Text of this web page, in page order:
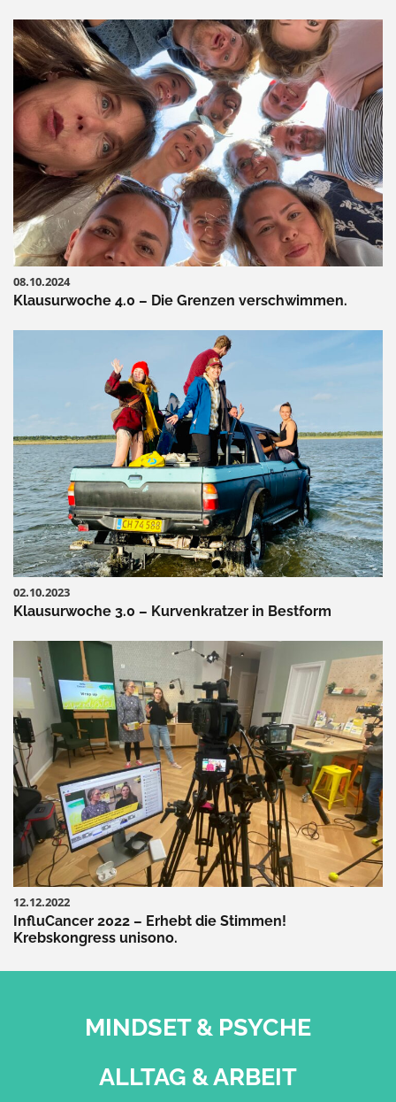
08.10.2024
Klausurwoche 4.0 – Die Grenzen verschwimmen.
02.10.2023
Klausurwoche 3.0 – Kurvenkratzer in Bestform
12.12.2022
InfluCancer 2022 – Erhebt die Stimmen!
Krebskongress unisono.
MINDSET & PSYCHE
ALLTAG & ARBEIT